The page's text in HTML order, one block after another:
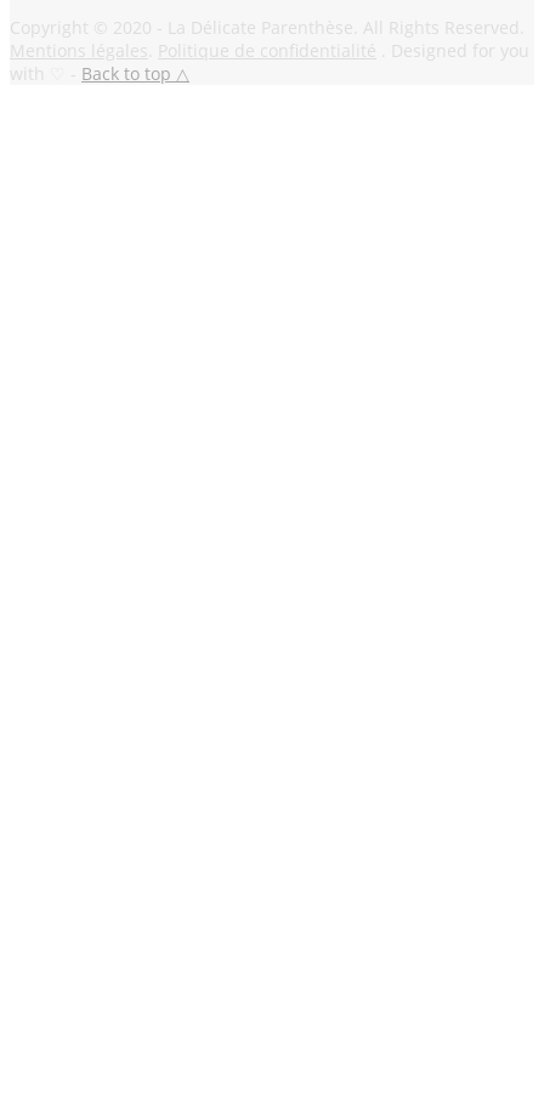
Copyright © 2020 - La Délicate Parenthèse. All Rights Reserved.
Mentions légales Politique de confidentialité . Designed for you
with ♡ - Back to top △